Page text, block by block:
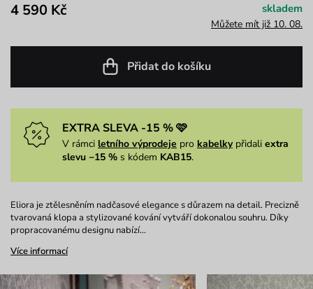
4 590 Kč skladem
Můžete mít již 10. 08.
Přidat do košíku
EXTRA SLEVA -15 % 🩷
V rámci letního výprodeje pro kabelkypřidali extra
slevu −15 % s kódem KAB15.
Eliora je ztělesněním nadčasové elegance s důrazem na detail. Precizně
tvarovaná klopa a stylizované kování vytváří dokonalou souhru. Díky
propracovanému designu nabízí…
Více informací